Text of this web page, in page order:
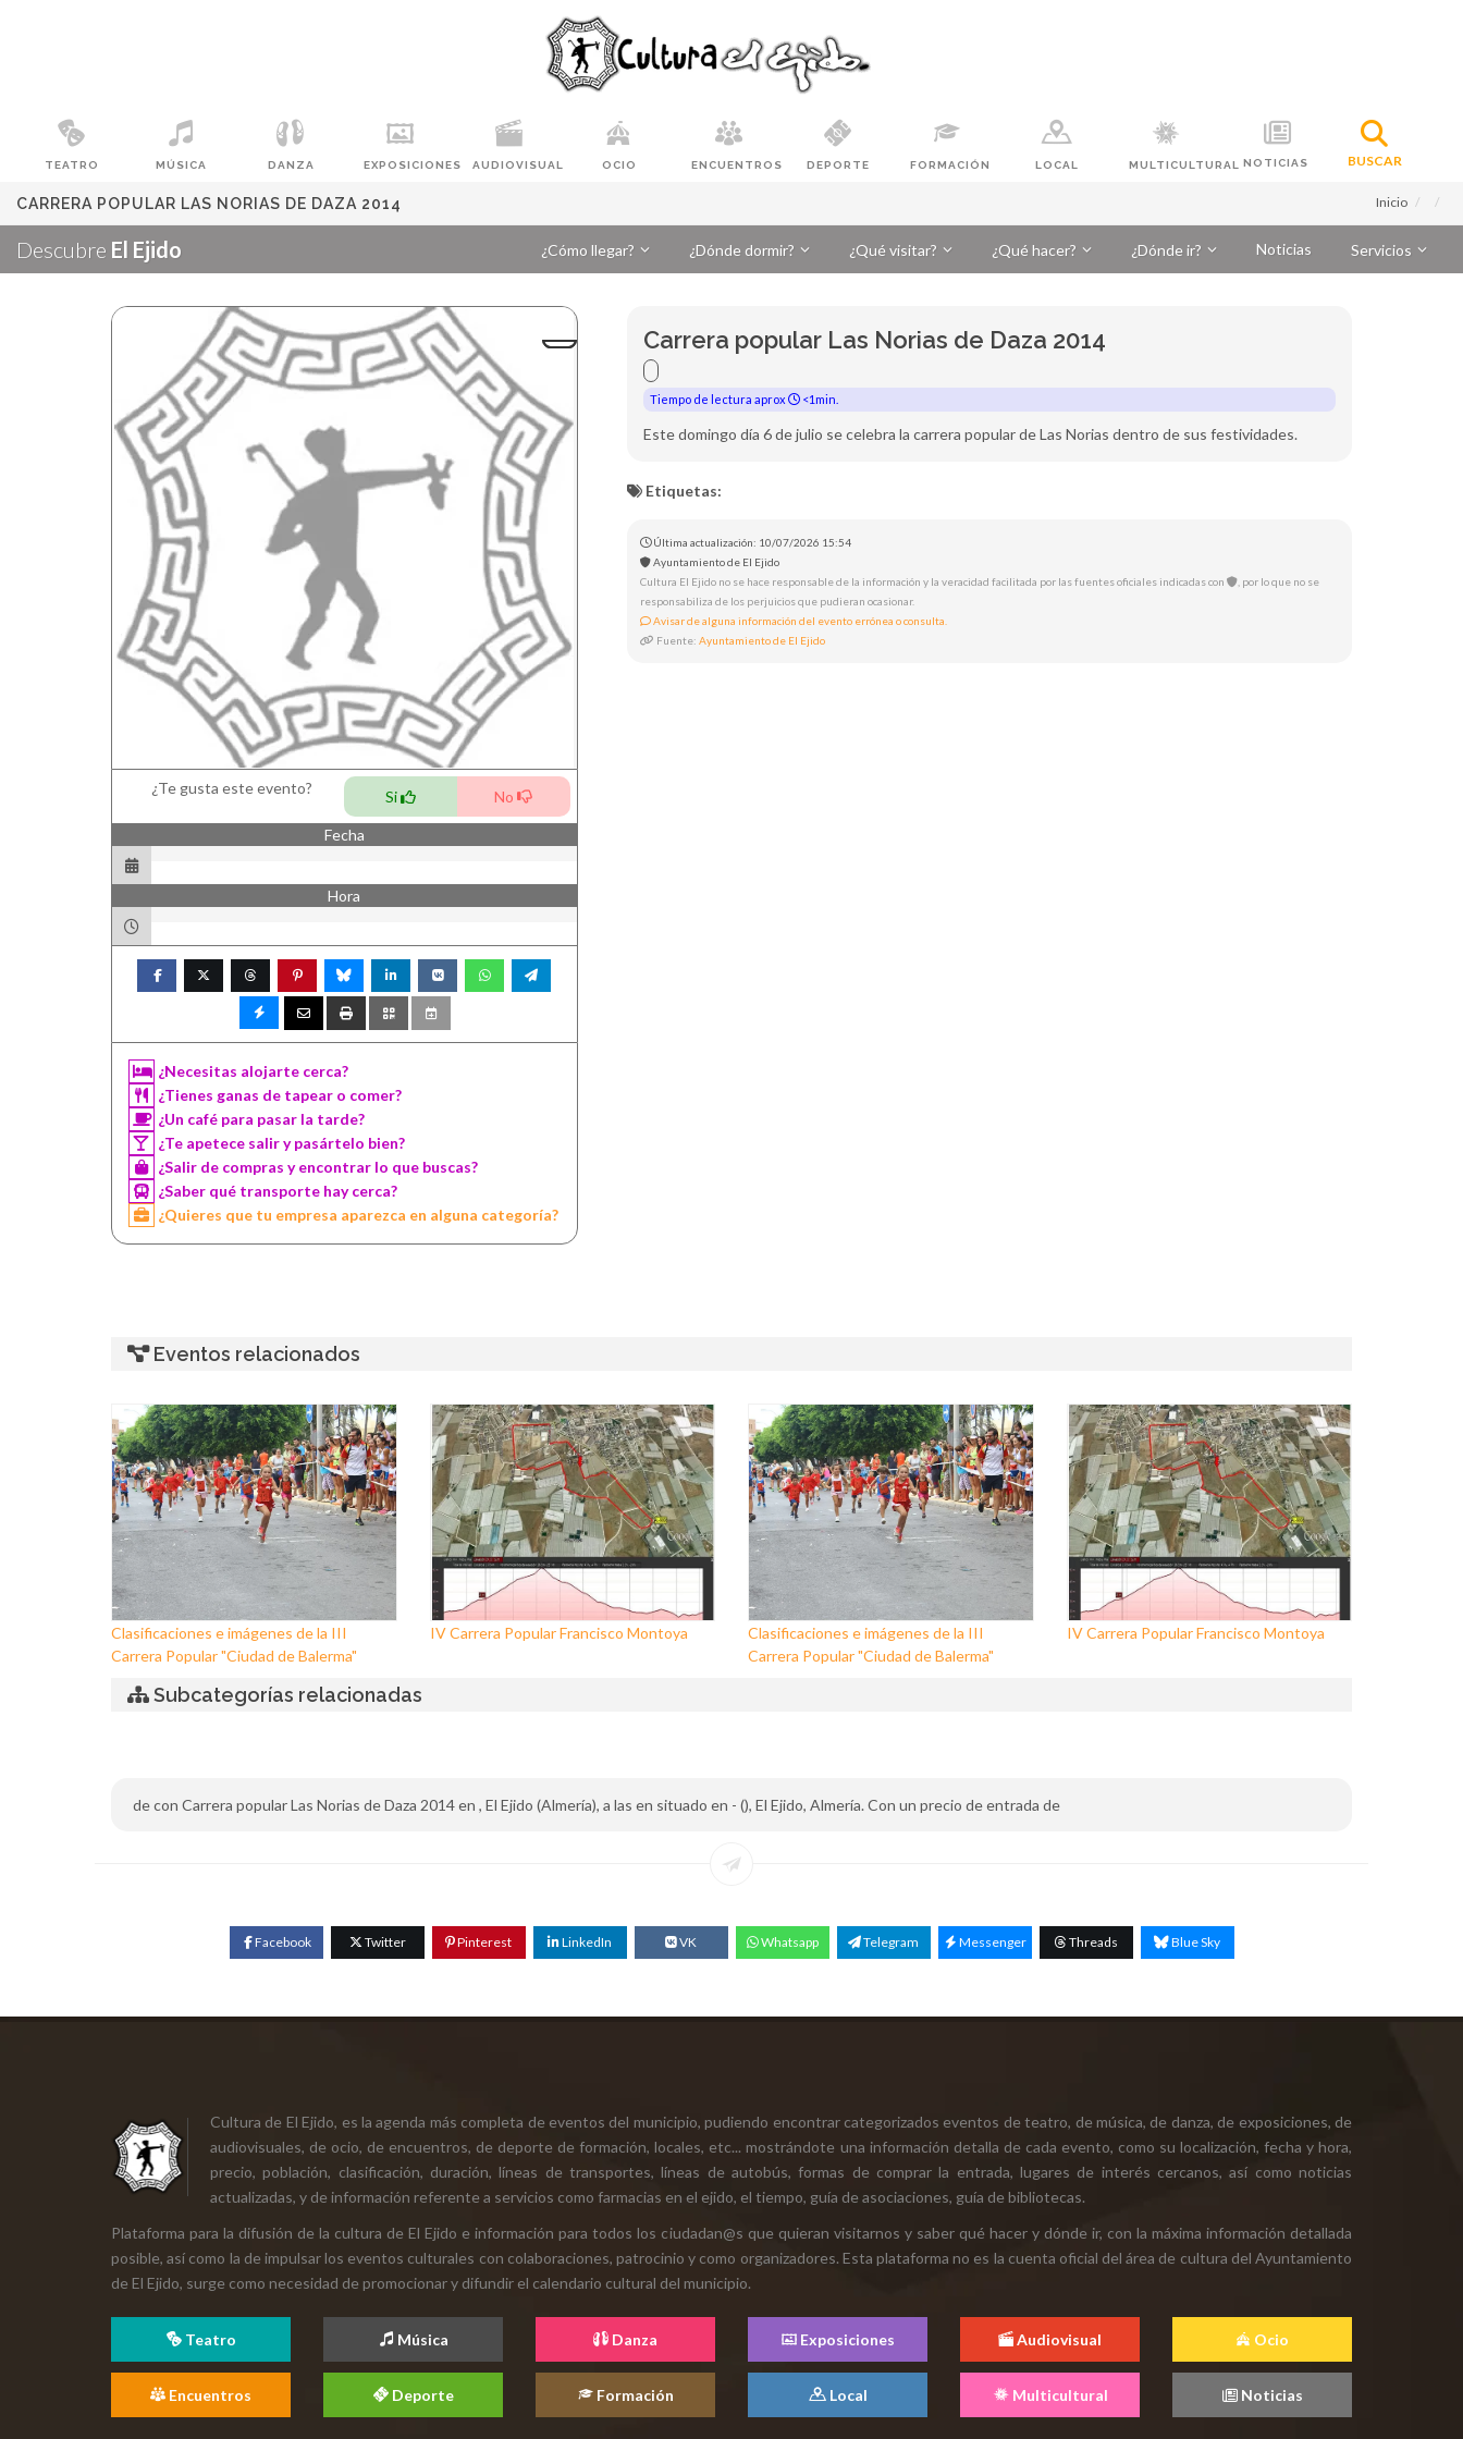
TEATRO MÚSICA DANZA EXPOSICIONES AUDIOVISUAL OCIO ENCUENTROS DEPORTE FORMACIÓN LOCAL MULTICULTURAL NOTICIAS BUSCAR
CARRERA POPULAR LAS NORIAS DE DAZA 2014 Inicio
Descubre El Ejido ¿Cómo llegar? ¿Dónde dormir? ¿Qué visitar? ¿Qué hacer? ¿Dónde ir? Noticias Servicios
¿Te gusta este evento? Si No
Fecha
Hora
¿Necesitas alojarte cerca?
¿Tienes ganas de tapear o comer?
¿Un café para pasar la tarde?
¿Te apetece salir y pasártelo bien?
¿Salir de compras y encontrar lo que buscas?
¿Saber qué transporte hay cerca?
¿Quieres que tu empresa aparezca en alguna categoría?
Carrera popular Las Norias de Daza 2014
Tiempo de lectura aprox <1min.
Este domingo día 6 de julio se celebra la carrera popular de Las Norias dentro de sus festividades.
Etiquetas:
Última actualización: 10/07/2026 15:54
Ayuntamiento de El Ejido
Cultura El Ejido no se hace responsable de la información y la veracidad facilitada por las fuentes oficiales indicadas con
, por lo que no se
responsabiliza de los perjuicios que pudieran ocasionar.
Avisar de alguna información del evento errónea o consulta.
Fuente:Ayuntamiento de El Ejido
Eventos relacionados
Clasificaciones e imágenes de la III
Carrera Popular "Ciudad de Balerma"
IV Carrera Popular Francisco Montoya
Clasificaciones e imágenes de la III
Carrera Popular "Ciudad de Balerma"
IV Carrera Popular Francisco Montoya
Subcategorías relacionadas
de con Carrera popular Las Norias de Daza 2014 en , El Ejido (Almería), a las en situado en - (), El Ejido, Almería. Con un precio de entrada de
Facebook Twitter Pinterest LinkedIn VK Whatsapp Telegram Messenger Threads Blue Sky
Cultura de El Ejido, es la agenda más completa de eventos del municipio, pudiendo encontrar categorizados eventos de teatro, de música, de danza, de exposiciones, de
audiovisuales, de ocio, de encuentros, de deporte de formación, locales, etc... mostrándote una información detalla de cada evento, como su localización, fecha y hora,
precio, población, clasificación, duración, líneas de transportes, líneas de autobús, formas de comprar la entrada, lugares de interés cercanos, así como noticias
actualizadas, y de información referente a servicios como farmacias en el ejido, el tiempo, guía de asociaciones, guía de bibliotecas.
Plataforma para la difusión de la cultura de El Ejido e información para todos los ciudadan@s que quieran visitarnos y saber qué hacer y dónde ir, con la máxima información detallada
posible, así como la de impulsar los eventos culturales con colaboraciones, patrocinio y como organizadores. Esta plataforma no es la cuenta oficial del área de cultura del Ayuntamiento
de El Ejido, surge como necesidad de promocionar y difundir el calendario cultural del municipio.
Teatro Música Danza Exposiciones Audiovisual Ocio
Encuentros Deporte Formación Local Multicultural Noticias